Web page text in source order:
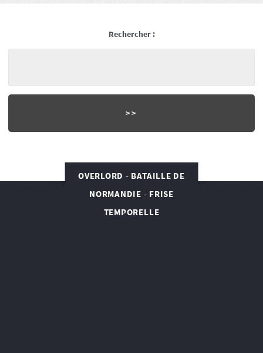
Rechercher :
OVERLORD - BATAILLE DE
NORMANDIE - FRISE
TEMPORELLE